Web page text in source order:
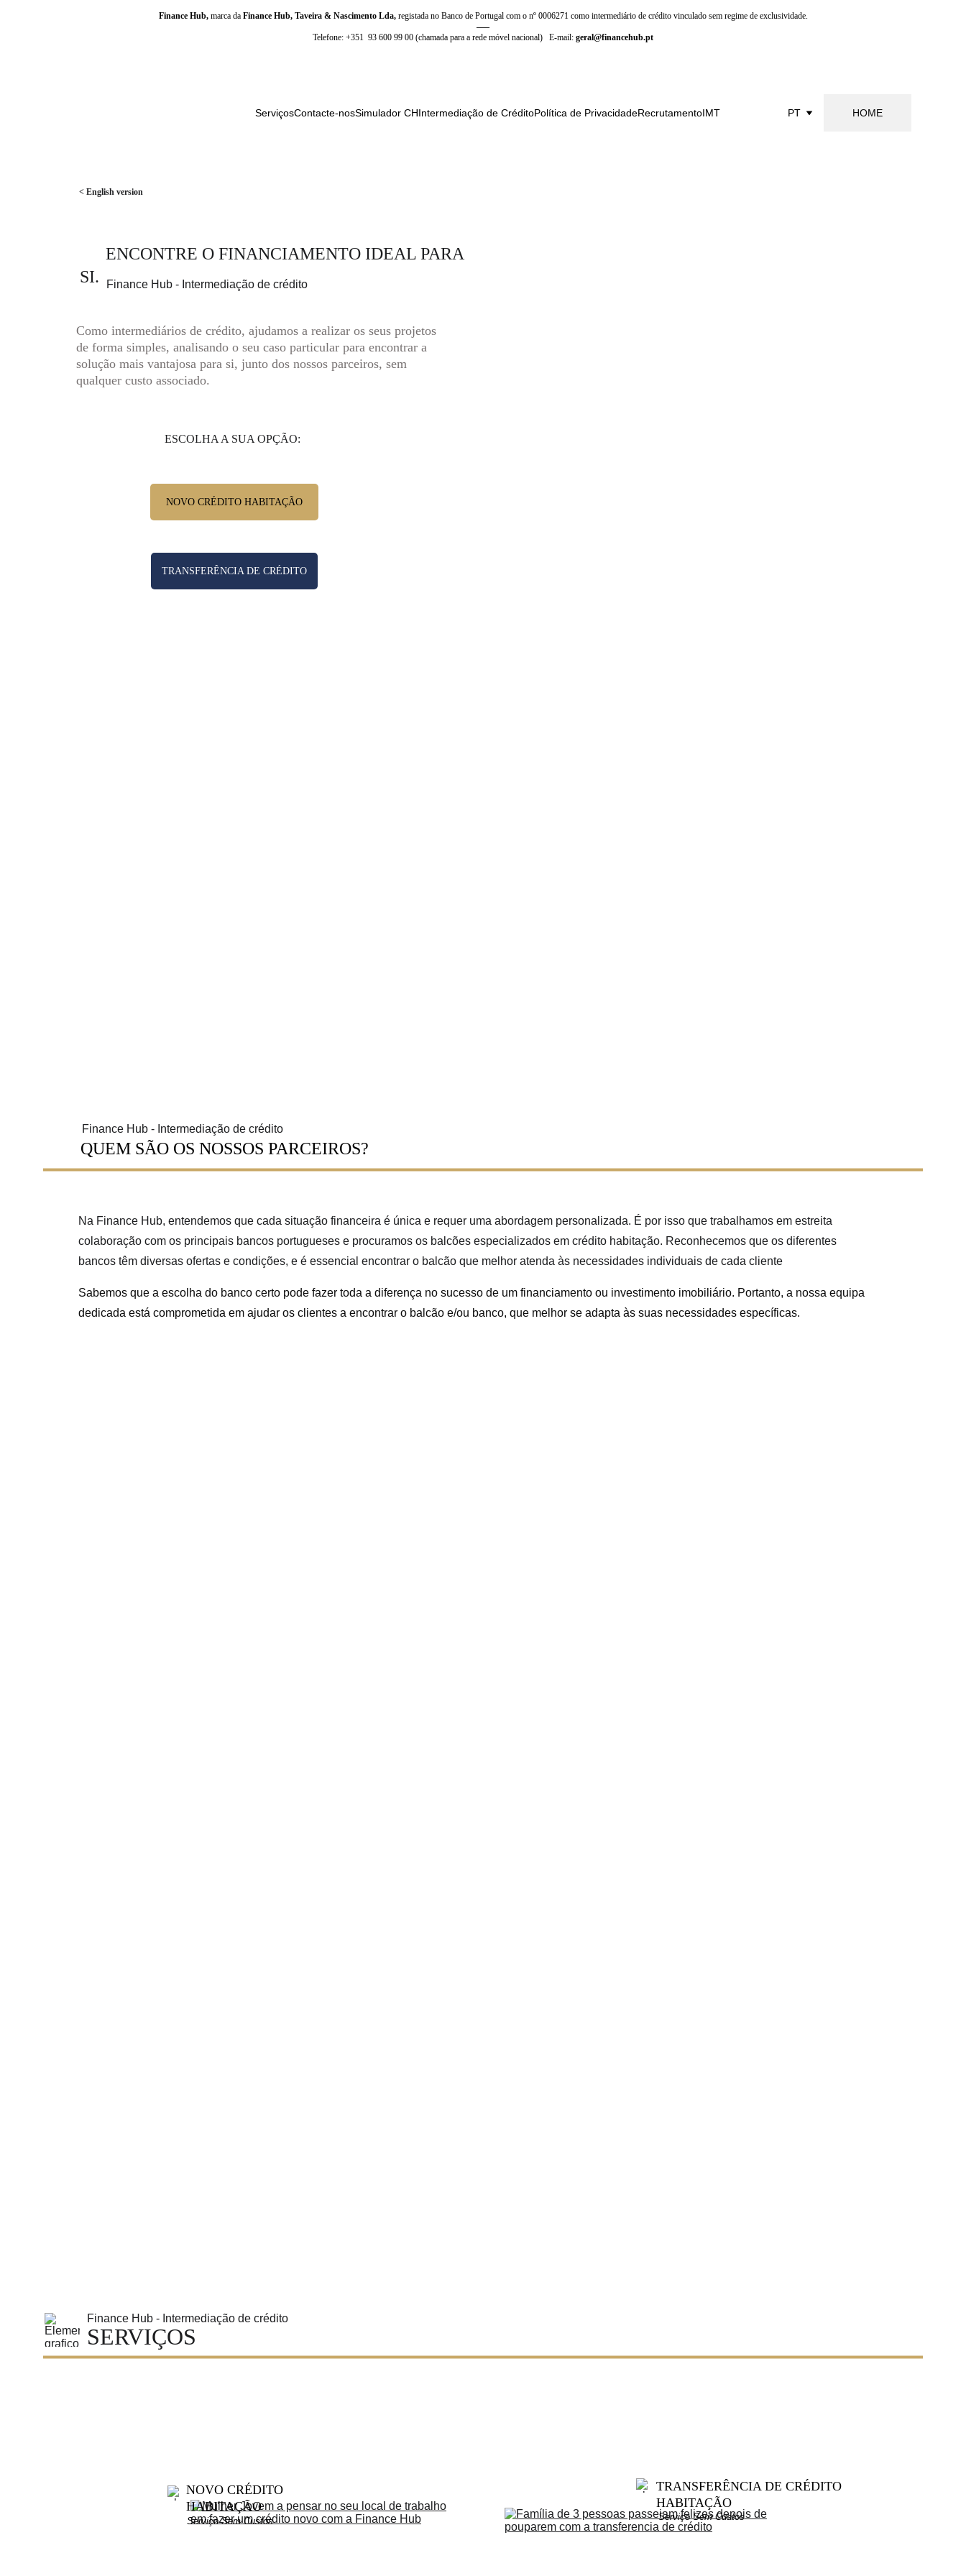
Finance Hub, marca da Finance Hub, Taveira & Nascimento Lda, registada no Banco de Portugal com o nº 0006271 como intermediário de crédito vinculado sem regime de exclusividade.
–––
Telefone: +351  93 600 99 00 (chamada para a rede móvel nacional) E-mail: geral@financehub.pt
ServiçosContacte-nosSimulador CHIntermediação de CréditoPolítica de PrivacidadeRecrutamentoIMT PT HOME
Como intermediários de crédito, ajudamos a realizar os seus projetos
de forma simples, analisando o seu caso particular para encontrar a
solução mais vantajosa para si, junto dos nossos parceiros, sem
qualquer custo associado.
SI.
NOVO CRÉDITO HABITAÇÃO
ESCOLHA A SUA OPÇÃO:
TRANSFERÊNCIA DE CRÉDITO
< English version
Finance Hub - Intermediação de crédito
QUEM SÃO OS NOSSOS PARCEIROS?
Na Finance Hub, entendemos que cada situação financeira é única e requer uma abordagem personalizada. É por isso que trabalhamos em estreita
colaboração com os principais bancos portugueses e procuramos os balcões especializados em crédito habitação. Reconhecemos que os diferentes
bancos têm diversas ofertas e condições, e é essencial encontrar o balcão que melhor atenda às necessidades individuais de cada cliente
Sabemos que a escolha do banco certo pode fazer toda a diferença no sucesso de um financiamento ou investimento imobiliário. Portanto, a nossa equipa
dedicada está comprometida em ajudar os clientes a encontrar o balcão e/ou banco, que melhor se adapta às suas necessidades específicas.
Finance Hub - Intermediação de crédito
NOVO CRÉDITO
HABITAÇÃO
SERVIÇOS
TRANSFERÊNCIA DE CRÉDITO
HABITAÇÃO
Serviço Sem Custos Serviço Sem Custos
Finance Hub - Intermediação de crédito